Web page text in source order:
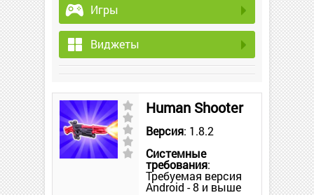
Игры
Виджеты
Human Shooter
Версия: 1.8.2
Системные
требования:
Требуемая версия
Android - 8 и выше